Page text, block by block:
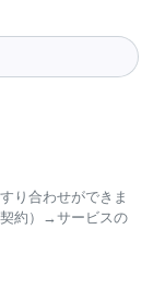
り合わせができま
約）→サービスの